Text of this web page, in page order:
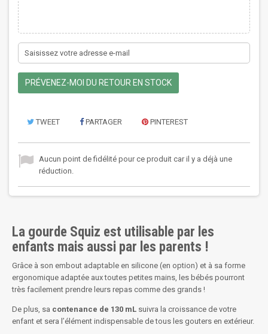
PRÉVENEZ-MOI DU RETOUR EN STOCK
TWEET PARTAGER PINTEREST
Aucun point de fidélité pour ce produit car il y a déjà une
réduction.
La gourde Squiz est utilisable par les
enfants mais aussi par les parents !
Grâce à son embout adaptable en silicone (en option) et à sa forme
ergonomique adaptée aux toutes petites mains, les bébés pourront
très facilement prendre leurs repas comme des grands !
De plus, sa contenance de 130 mL suivra la croissance de votre
enfant et sera l’élément indispensable de tous les gouters en extérieur.